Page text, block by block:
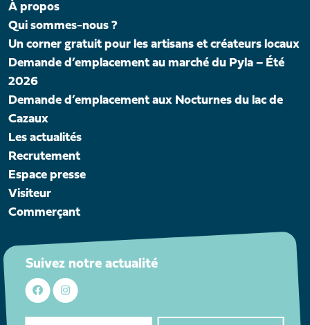
À propos
Qui sommes-nous ?
Un corner gratuit pour les artisans et créateurs locaux
Demande d’emplacement au marché du Pyla – Été
2026
Demande d’emplacement aux Nocturnes du lac de
Cazaux
Les actualités
Recrutement
Espace presse
Visiteur
Commerçant
Suivez notre actualité